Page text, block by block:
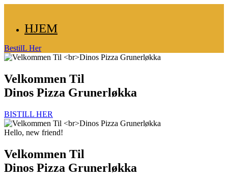
HJEM
BestilL Her
Velkommen Til
Dinos Pizza Grunerløkka
BISTILL HER
Hello, new friend!
Velkommen Til
Dinos Pizza Grunerløkka